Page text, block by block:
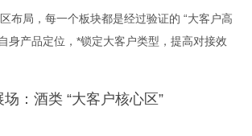
布局，每一个板块都是经过验证的 “大客户高
身产品定位，*锁定大客户类型，提高对接效
场：酒类 “大客户核心区”